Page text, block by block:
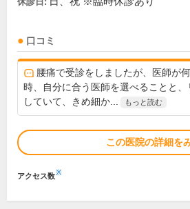
口コミ
腰痛で受診をしましたが、医師が
時、自分に合う医師を選べることと
していて、きめ細か...
もっと読む
この医院の詳細を
アクセス数※